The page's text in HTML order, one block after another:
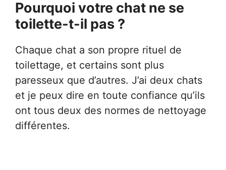
Pourquoi votre chat ne se
toilette-t-il pas ?
Chaque chat a son propre rituel de
toilettage, et certains sont plus
paresseux que d’autres. J’ai deux chats
et je peux dire en toute confiance qu’ils
ont tous deux des normes de nettoyage
différentes.